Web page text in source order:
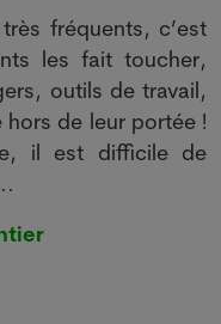
fréquents, c’est
les fait toucher,
outils de travail,
de leur portée !
il est difficile de